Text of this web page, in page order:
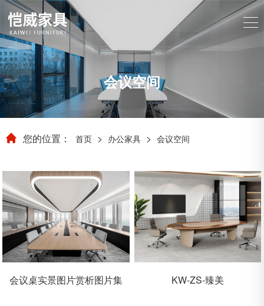
会议空间
您的位置： 首页 > 办公家具 > 会议空间
会议桌实景图片赏析图片集 KW-ZS-臻美